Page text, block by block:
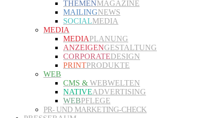
THEMENMAGAZINE
MAILINGNEWS
SOCIALMEDIA
MEDIA
MEDIAPLANUNG
ANZEIGENGESTALTUNG
CORPORATEDESIGN
PRINTPRODUKTE
WEB
CMS & WEBWELTEN
NATIVEADVERTISING
WEBPFLEGE
PR- UND MARKETING-CHECK